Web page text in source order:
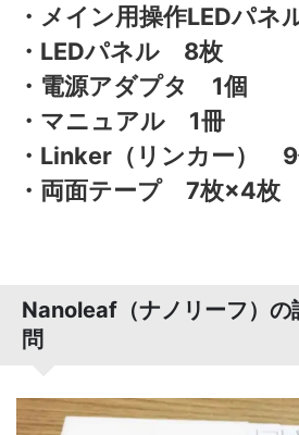
・メイン用操作LEDパ
・LEDパネル 8枚
・電源アダプタ 1個
・マニュアル 1冊
・Linker（リンカー）
・両面テープ 7枚×4枚
Nanoleaf（ナノリーフ）の
問